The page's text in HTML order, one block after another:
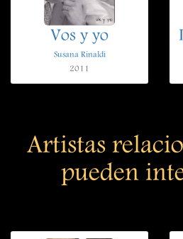
Vos y yo
Susana Rinaldi
2011
Artistas
pueden